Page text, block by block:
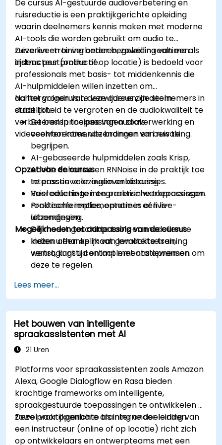
De cursus AI-gestuurde audioverbetering en
ruisreductie is een praktijkgerichte opleiding
waarin deelnemers kennis maken met moderne
AI-tools die worden gebruikt om audio te
zuiveren en te verbeteren, zowel in realtime als
tijdens postproductie.
Deze live-training onder begeleiding van een
instructeur (online of op locatie) is bedoeld voor
professionals met basis- tot middenkennis die
AI-hulpmiddelen willen inzetten om
achtergrondruis te verwijderen, de stem
duidelijkheid te vergroten en de audiokwaliteit te
verbeteren in toepassingen zoals
videoconferenties, uitzendingen en bewaking.
Na het volgen van deze cursus zijn deelnemers in
staat tot:
De basisprincipes van audioverwerking en
veelvoorkomende bronnen van ruis te
begrijpen.
AI-gebaseerde hulpmiddelen zoals Krisp,
Adobe Enhance en RNNoise in de praktijk toe
te passen voor audioverbetering.
Ruisreductie te integreren in werkprocessen
rond conferenties, opnames of live-
uitzendingen.
De meest geschikte tools en modellen te
kiezen afhankelijk van kwaliteitseisen,
vertragingstijd en implementatiewensen.
Opzet van de cursus
Interactieve lezingen en discussies.
Veel oefeningen en praktische toepassingen.
Praktische implementatie in een live-
labomgeving.
Mogelijkheden tot aanpassing van de cursus
Indien u een op maat gemaakte training
wenst, kunt u contact met ons opnemen om
deze te regelen.
Lees meer...
Het bouwen van intelligente
spraakassistenten met AI
21 Uren
Platforms voor spraakassistenten zoals Amazon
Alexa, Google Dialogflow en Rasa bieden
krachtige frameworks om intelligente,
spraakgestuurde toepassingen te ontwikkelen –
zowel voor openbare als interne doeleinden.
Deze praktijkgerichte training onder leiding van
een instructeur (online of op locatie) richt zich
op ontwikkelaars en ontwerpteams met een